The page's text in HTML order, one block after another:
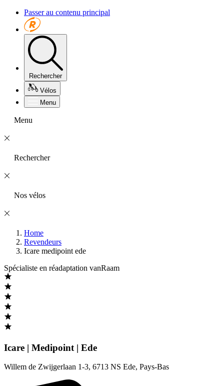
Passer au contenu principal
Rechercher
Vélos
Menu
Menu
Rechercher
Nos vélos
Home
Revendeurs
Icare medipoint ede
Spécialiste en réadaptation vanRaam
Icare | Medipoint | Ede
Willem de Zwijgerlaan 1-3, 6713 NS Ede, Pays-Bas